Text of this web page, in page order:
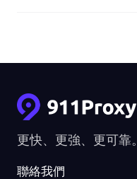
更快、更強、更可靠。
聯絡我們